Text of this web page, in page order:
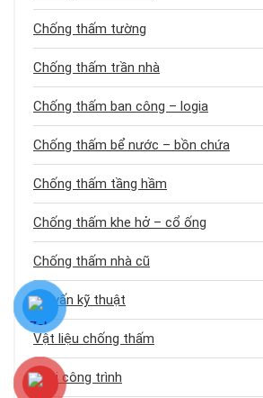
Chống thấm tường
Chống thấm trần nhà
Chống thấm ban công – logia
Chống thấm bể nước – bồn chứa
Chống thấm tầng hầm
Chống thấm khe hở – cổ ống
Chống thấm nhà cũ
Tư vấn kỹ thuật
Vật liệu chống thấm
Loại công trình